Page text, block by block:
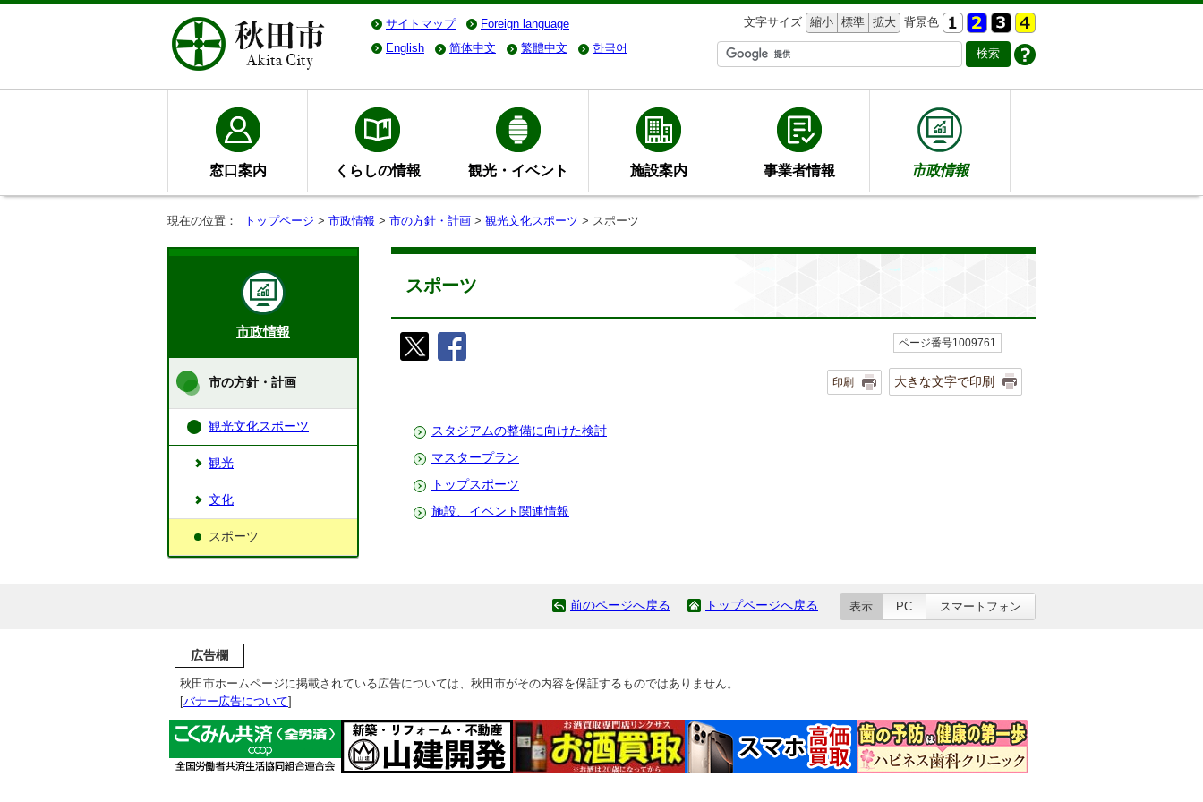
サイトマップ Foreign language 文字サイズ 縮小 標準 拡大 背景色
English
简体中文 繁體中文 한국어
窓口案内 くらしの情報 観光・イベント 施設案内 事業者情報 市政情報
現在の位置： トップページ > 市政情報 > 市の方針・計画 > 観光文化スポーツ > スポーツ
スポーツ
ページ番号1009761
印刷 大きな文字で印刷
スタジアムの整備に向けた検討
マスタープラン
トップスポーツ
施設、イベント関連情報
市政情報
市の方針・計画
観光文化スポーツ
観光
文化
スポーツ
前のページへ戻る トップページへ戻る 表示 PC スマートフォン
広告欄
秋田市ホームページに掲載されている広告については、秋田市がその内容を保証するものではありません。
[バナー広告について]